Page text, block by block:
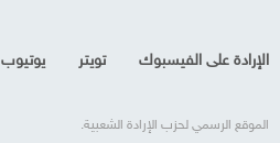
الإرادة على الفيسبوك تويتر يوتيوب
الموقع الرسمي لحزب الإرادة الشعبية.